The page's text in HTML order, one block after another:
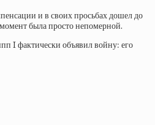
и в своих просьбах дошел до
была просто непомерной.
I фактически объявил войну: его